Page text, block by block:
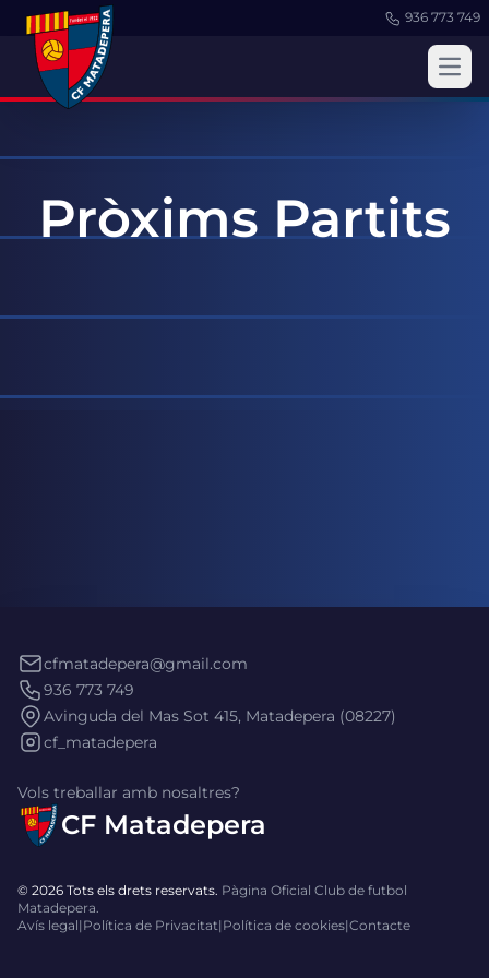
936 773 749
Pròxims Partits
cfmatadepera@gmail.com
936 773 749
Avinguda del Mas Sot 415, Matadepera (08227)
cf_matadepera
Vols treballar amb nosaltres?
CF Matadepera
© 2026 Tots els drets reservats. Pàgina Oficial Club de futbol
Matadepera.
Avís legal| Política de Privacitat| Política de cookies|Contacte